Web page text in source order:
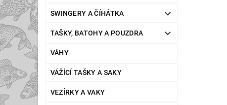
SWINGERY A ČÍHÁTKA
TAŠKY, BATOHY A POUZDRA
VÁHY
VÁŽÍCÍ TAŠKY A SAKY
VEZÍRKY A VAKY